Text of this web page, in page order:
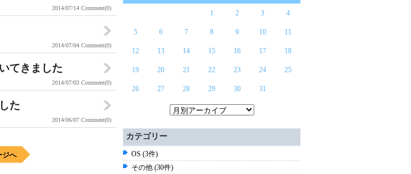
2014/07/14 Comment(0)
2014/07/04 Comment(0)
てきました
2014/07/03 Comment(0)
た
2014/06/07 Comment(0)
ジへ
1 2 3 4
5 6 7 8 9 10 11
12 13 14 15 16 17 18
19 20 21 22 23 24 25
26 27 28 29 30 31
カテゴリー
OS (3件)
その他 (30件)